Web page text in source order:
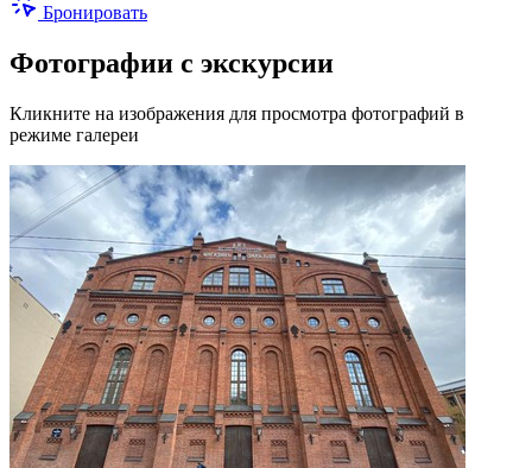
Бронировать
Фотографии с экскурсии
Кликните на изображения для просмотра фотографий в
режиме галереи